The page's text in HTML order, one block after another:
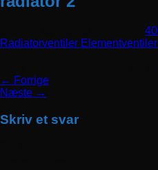
Radiatorventiler
← Forrige
Næste →
Skriv et svar